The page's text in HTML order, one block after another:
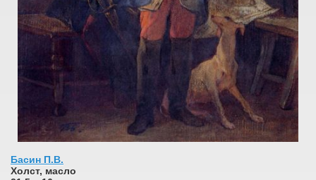
Басин П.В.
Холст, масло